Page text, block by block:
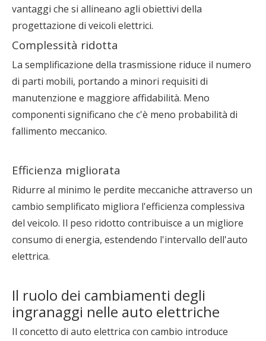
vantaggi che si allineano agli obiettivi della
progettazione di veicoli elettrici.
Complessità ridotta
La semplificazione della trasmissione riduce il numero
di parti mobili, portando a minori requisiti di
manutenzione e maggiore affidabilità. Meno
componenti significano che c'è meno probabilità di
fallimento meccanico.
Efficienza migliorata
Ridurre al minimo le perdite meccaniche attraverso un
cambio semplificato migliora l'efficienza complessiva
del veicolo. Il peso ridotto contribuisce a un migliore
consumo di energia, estendendo l'intervallo dell'auto
elettrica.
Il ruolo dei cambiamenti degli
ingranaggi nelle auto elettriche
Il concetto di auto elettrica con cambio introduce